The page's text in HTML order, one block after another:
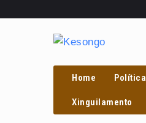
Home Política
Xinguilamento